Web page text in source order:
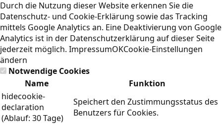
Durch die Nutzung dieser Website erkennen Sie die
Datenschutz- und Cookie-Erklärung sowie das Tracking
mittels Google Analytics an. Eine Deaktivierung von Google
Analytics ist in der Datenschutzerklärung auf dieser Seite
jederzeit möglich. ImpressumOKCookie-Einstellungen
ändern
Notwendige Cookies
Name
Funktion
hidecookie-
declaration
(Ablauf: 30 Tage)
Speichert den Zustimmungsstatus des
Benutzers für Cookies.